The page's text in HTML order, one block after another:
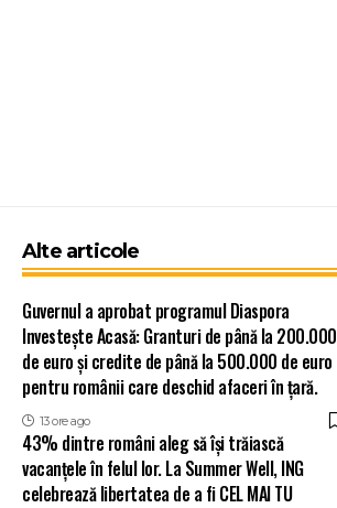
Alte articole
Guvernul a aprobat programul Diaspora
Investește Acasă: Granturi de până la 200.000
de euro și credite de până la 500.000 de euro
pentru românii care deschid afaceri în țară.
13 ore ago
43% dintre români aleg să își trăiască
vacanțele în felul lor. La Summer Well, ING
celebrează libertatea de a fi CEL MAI TU